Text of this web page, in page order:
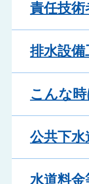
責任技術
排水設
こんな
公共下
水道料